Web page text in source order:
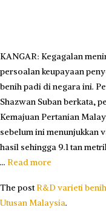
KANGAR: Kegagalan
persoalan keupayaan
benih padi di negara ini.
Shazwan Suban ber­kata,
Kemajuan Pertanian
sebelum ini menunjukkan
hasil sehingga 9.1 tan
… Read more
The postR&D varieti
Utusan Malaysia.